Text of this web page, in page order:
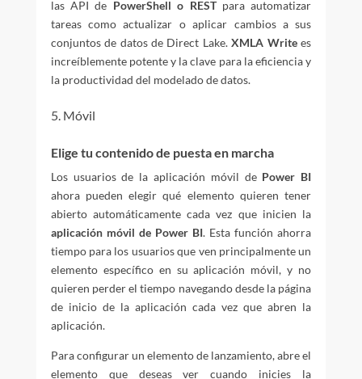
las API de PowerShell o RESTpara automatizar
tareas como actualizar o aplicar cambios a sus
conjuntos de datos de Direct Lake.XMLA Writees
increíblemente potente y la clave para la eficiencia y
la productividad del modelado de datos.
5. Móvil
Elige tu contenido de puesta en marcha
Los usuarios de la aplicación móvil de Power BI
ahora pueden elegir qué elemento quieren tener
abierto automáticamente cada vez que inicien la
aplicación móvil de Power BI. Esta función ahorra
tiempo para los usuarios que ven principalmente un
elemento específico en su aplicación móvil, y no
quieren perder el tiempo navegando desde la página
de inicio de la aplicación cada vez que abren la
aplicación.
Para configurar un elemento de lanzamiento, abre el
elemento que deseas ver cuando inicies la